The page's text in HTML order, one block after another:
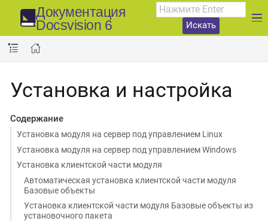
Документация
Docsvision 6
Искать
Установка и настройка
Содержание
Установка модуля на сервер под управлением Linux
Установка модуля на сервер под управлением Windows
Установка клиентской части модуля
Автоматическая установка клиентской части модуля
Базовые объекты
Установка клиентской части модуля Базовые объекты из
установочного пакета